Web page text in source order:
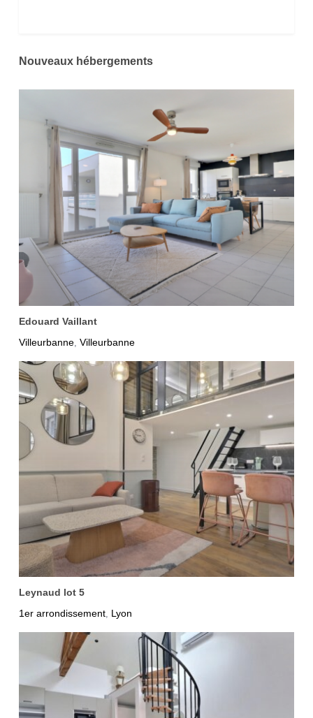
Nouveaux hébergements
Edouard Vaillant
Villeurbanne Villeurbanne
Leynaud lot 5
1er arrondissement Lyon